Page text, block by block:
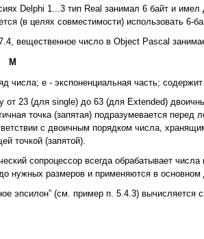
Delphi 1...3 тип Real занимал 6 байт и имел
(в целях совместимости) использовать 6-
вещественное число в Object Pascal
M
числа; е - экспоненциальная часть;
от 23 (для single) до 63 (для Extended)
точка (запятая) подразумевается
с двоичным порядком числа,
точкой (запятой).
сопроцессор всегда обрабатывает
нужных размеров и применяются в
эпсилон” (см. пример п. 5.4.3) вычисляется